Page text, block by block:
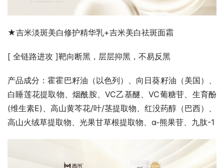
★吉米淡斑美白修护精华乳+吉米美白祛斑面霜
[ 全链路进攻 ]靶向断黑，层层抑黑，不易反黑
产品成分：霍霍巴籽油（以色列）、向日葵籽油（美国）、
白睡莲花提取物、烟酰胺、VC乙基醚、VC葡糖苷、生育酚
(维生素E)、高山黄芩花/叶/茎提取物、红没药醇（巴西）、
高山火绒草提取物、光果甘草根提取物、α-熊果苷、九肽-1